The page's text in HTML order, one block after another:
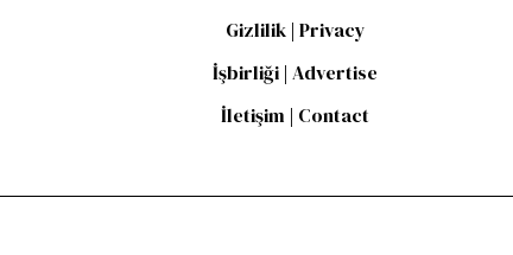
Gizlilik | Privacy
İşbirliği | Advertise
İletişim | Contact